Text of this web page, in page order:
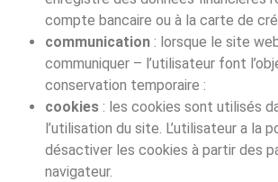
compte bancaire ou à la carte de
communication : lorsque le site
communiquer – l’utilisateur font
conservation temporaire :
cookies : les cookies sont utilisés
l’utilisation du site. L’utilisateur a la
désactiver les cookies à partir des
navigateur.